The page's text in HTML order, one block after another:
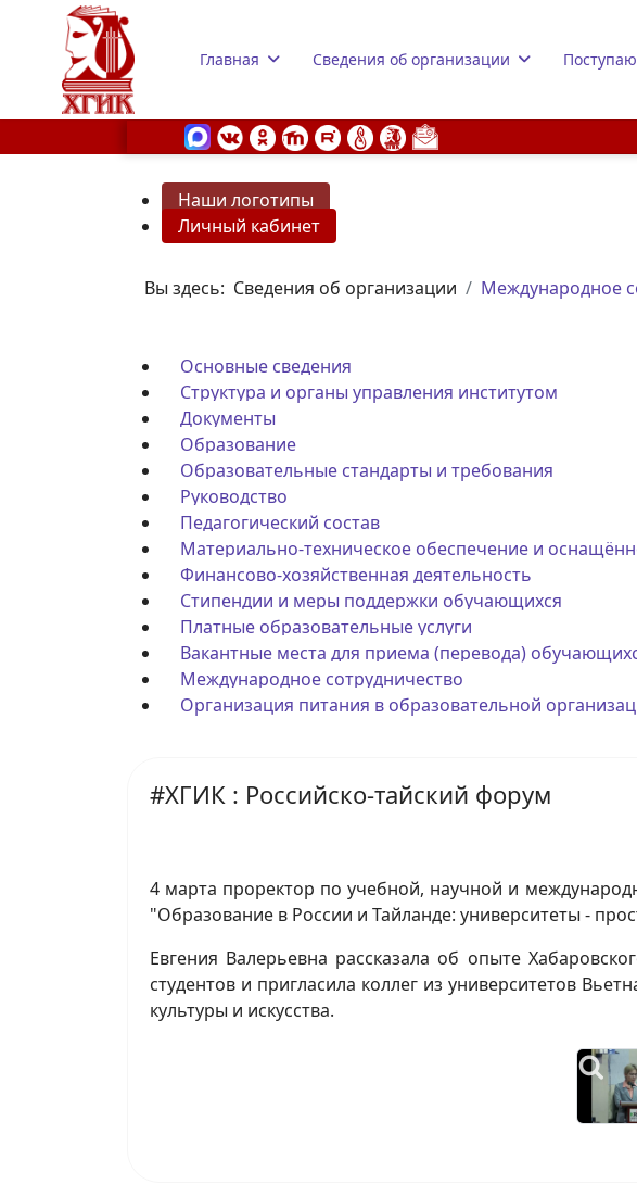
Главная Сведения об организации
Наши логотипы
Личный кабинет
Вы здесь: Сведения об организации Международное
Основные сведения
Структура и органы управления институтом
Документы
Образование
Образовательные стандарты и требования
Руководство
Педагогический состав
Материально-техническое обеспечение и
Финансово-хозяйственная деятельность
Стипендии и меры поддержки обучающихся
Платные образовательные услуги
Вакантные места для приема (перевода)
Международное сотрудничество
Организация питания в образовательной
#ХГИК : Российско-тайский форум
4 марта проректор по учебной, научной и
"Образование в России и Тайланде: университеты -
Евгения Валерьевна рассказала об опыте
студентов и пригласила коллег из университетов
культуры и искусства.